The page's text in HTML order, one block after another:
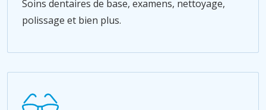
Soins dentaires de base, examens, nettoyage,
polissage et bien plus.